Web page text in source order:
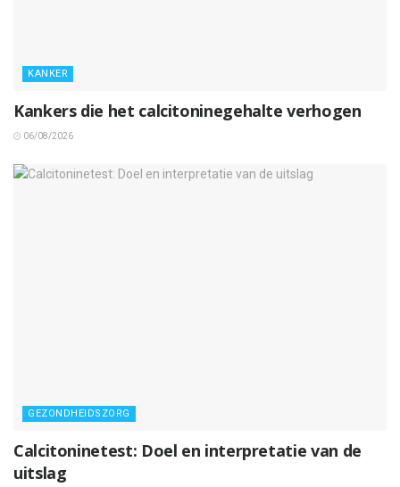
KANKER
Kankers die het calcitoninegehalte verhogen
06/08/2026
GEZONDHEIDSZORG
Calcitoninetest: Doel en interpretatie van de
uitslag